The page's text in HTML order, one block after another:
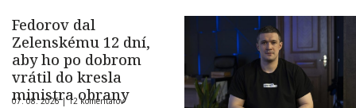
Fedorov dal
Zelenskému 12 dní,
aby ho po dobrom
vrátil do kresla
ministra obrany
07. 08. 2026 |12 komentárov